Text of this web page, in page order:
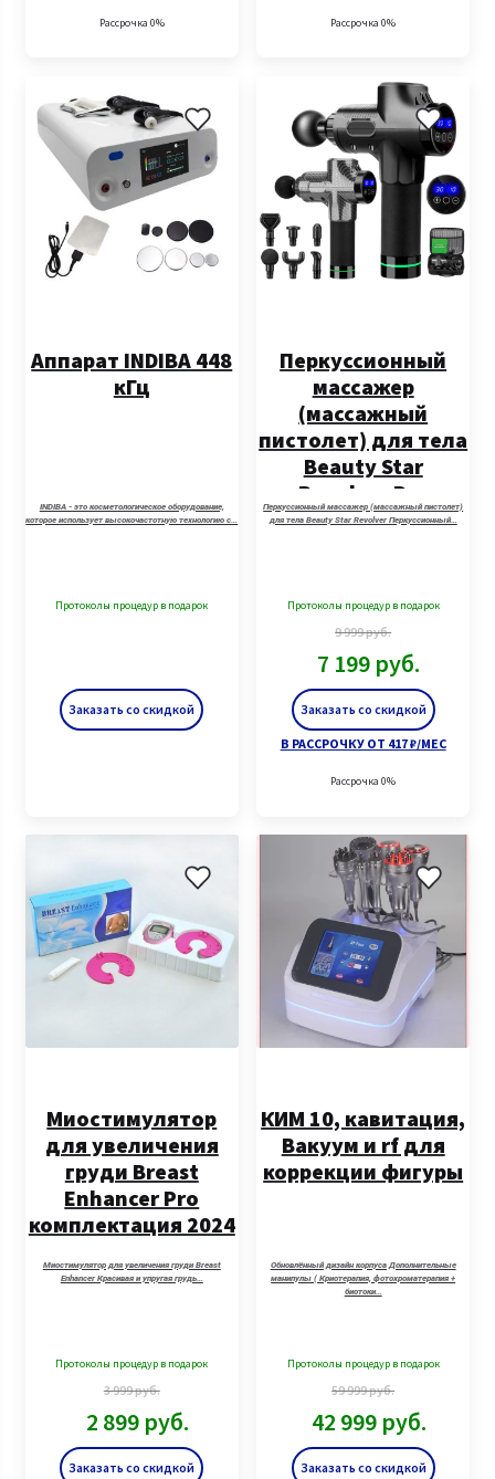
Рассрочка 0% Рассрочка 0%
Заказать со скидкой
Аппарат INDIBA 448
кГц
INDIBA - это косметологическое оборудование,
которое использует высокочастотную технологию с…
Протоколы процедур в подарок
Заказать со скидкой
Перкуссионный
массажер
(массажный
пистолет) для тела
Beauty Star
Revolver Pro
комплектация 2024
Перкуссионный массажер (массажный пистолет)
для тела Beauty Star Revolver Перкуссионный…
Протоколы процедур в подарок
9 999руб.
7 199 руб.
В РАССРОЧКУ ОТ 417 ₽/МЕС
Рассрочка 0%
Заказать со скидкой
Миостимулятор
для увеличения
груди Breast
Enhancer Pro
комплектация 2024
Миостимулятор для увеличения груди Breast
Enhancer Красивая и упругая грудь…
Протоколы процедур в подарок
3 999руб.
2 899 руб.
Заказать со скидкой
КИМ 10, кавитация,
Вакуум и rf для
коррекции фигуры
Обновлённый дизайн корпуса Дополнительные
манипулы ( Криотерапия, фотохроматерапия +
биотоки…
Протоколы процедур в подарок
59 999руб.
42 999 руб.